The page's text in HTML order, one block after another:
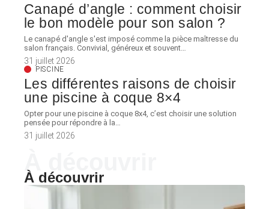
Canapé d’angle : comment choisir
le bon modèle pour son salon ?
Le canapé d'angle s'est imposé comme la pièce maîtresse du
salon français. Convivial, généreux et souvent
31 juillet 2026
PISCINE
Les différentes raisons de choisir
une piscine à coque 8×4
Opter pour une piscine à coque 8x4, c’est choisir une solution
pensée pour répondre à la
31 juillet 2026
À découvrir